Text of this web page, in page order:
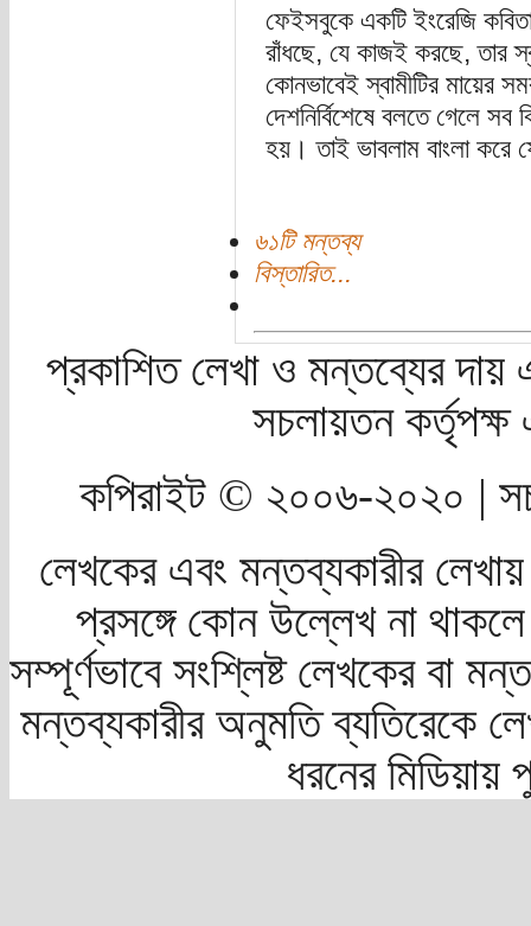
ফেইসবুকে একটি ইংরেজি
রাঁধছে, যে কাজই করছে, তার
কোনভাবেই স্বামীটির মায়ের
দেশনির্বিশেষে বলতে গেলে
হয়। তাই ভাবলাম বাংলা করে
৬১টি মন্তব্য
বিস্তারিত...
প্রকাশিত লেখা ও মন্তব্যের দায়
সচলায়তন
কপিরাইট © ২০০৬-২০২০ |
লেখকের এবং মন্তব্যকারীর
প্রসঙ্গে কোন উল্লেখ না
সম্পূর্ণভাবে সংশ্লিষ্ট লেখকের বা
মন্তব্যকারীর অনুমতি ব্যতিরেকে
ধরনের মিডিয়ায়